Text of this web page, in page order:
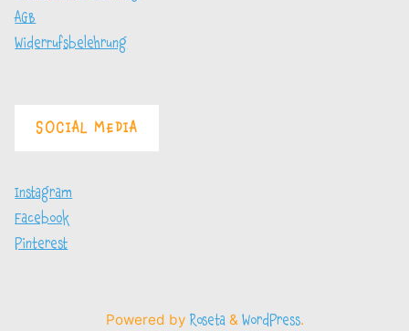
AGB
Widerrufsbelehrung
SOCIAL MEDIA
Instagram
Facebook
Pinterest
Powered by Roseta & WordPress.